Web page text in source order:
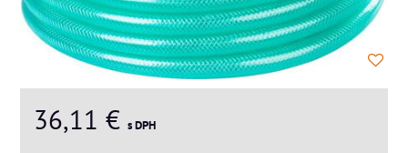
36,11 € s DPH